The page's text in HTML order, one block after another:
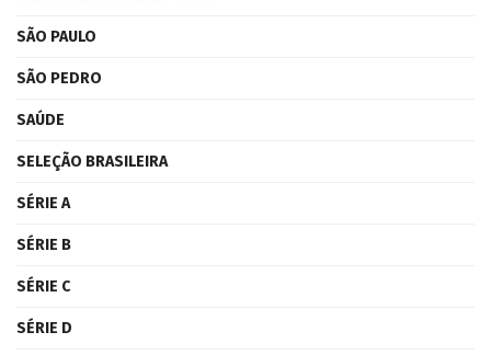
SÃO PAULO
SÃO PEDRO
SAÚDE
SELEÇÃO BRASILEIRA
SÉRIE A
SÉRIE B
SÉRIE C
SÉRIE D